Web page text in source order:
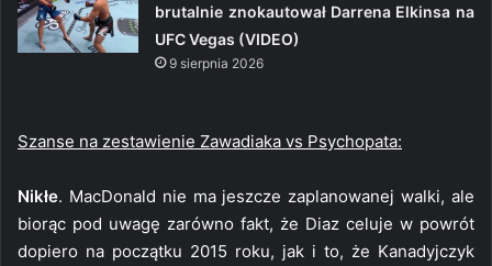
brutalnie znokautował Darrena Elkinsa na
UFC Vegas (VIDEO)
9 sierpnia 2026
Szanse na zestawienie Zawadiaka vs Psychopata:
Nikłe. MacDonald nie ma jeszcze zaplanowanej walki, ale
biorąc pod uwagę zarówno fakt, że Diaz celuje w powrót
dopiero na początku 2015 roku, jak i to, że Kanadyjczyk